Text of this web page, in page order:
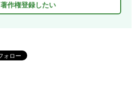
著作権登録したい